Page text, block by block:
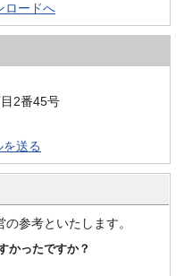
ロードへ
2番45号
送る
参考といたします。
かったですか？